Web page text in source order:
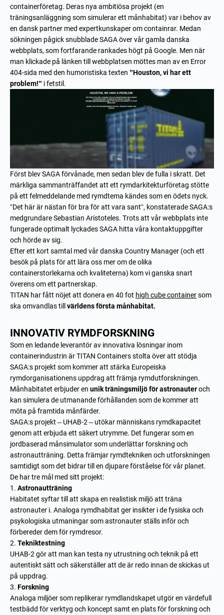
containerföretag. Deras nya ambitiösa projekt (en
träningsanläggning som simulerar ett månhabitat) var i behov av
en dansk partner med expertkunskaper om containrar. Medan
sökningen pågick snubblade SAGA över vår gamla danska
webbplats, som fortfarande rankades högt på Google. Men när
man klickade på länken till webbplatsen möttes man av en Error
404-sida med den humoristiska texten ”Houston, vi har ett
problem!” i fetstil.
Först blev SAGA förvånade, men sedan blev de fulla i skratt. Det
märkliga sammanträffandet att ett rymdarkitekturföretag stötte
på ett felmeddelande med rymdtema kändes som en ödets nyck.
”Det här är nästan för bra för att vara sant”, konstaterade SAGA:s
medgrundare Sebastian Aristoteles. Trots att vår webbplats inte
fungerade optimalt lyckades SAGA hitta våra kontaktuppgifter
och hörde av sig.
Efter ett kort samtal med vår danska Country Manager (och ett
besök på plats för att lära oss mer om de olika
containerstorlekarna och kvaliteterna) kom vi ganska snart
överens om ett partnerskap.
TITAN har fått nöjet att donera en 40 fot high cube containersom
ska omvandlas tillvärldens första månhabitat.
INNOVATIV RYMDFORSKNING
Som en ledande leverantör av innovativa lösningar inom
containerindustrin är TITAN Containers stolta över att stödja
SAGA:s projekt som kommer att stärka Europeiska
rymdorganisationens uppdrag att främja rymdutforskningen.
Månhabitatet erbjuder en unik träningsmiljö för astronauteroch
kan simulera de utmanande förhållanden som de kommer att
möta på framtida månfärder.
SAGA:s projekt – UHAB-2 – utökar människans rymdkapacitet
genom att erbjuda ett säkert utrymme. Det fungerar som en
jordbaserad månsimulator som underlättar forskning och
astronautträning. Detta främjar rymdtekniken och utforskningen
samtidigt som det bidrar till en djupare förståelse för vår planet.
De har tre mål med sitt projekt:
Astronautträning
Habitatet syftar till att skapa en realistisk miljö att träna
astronauter i. Analoga rymdhabitat ger insikter i de fysiska och
psykologiska utmaningar som astronauter ställs inför och
förbereder dem för rymdresor.
Tekniktestning
UHAB-2 gör att man kan testa ny utrustning och teknik på ett
autentiskt sätt och säkerställer att de är redo innan de skickas ut
på uppdrag.
Forskning
Analoga miljöer som replikerar rymdlandskapet utgör en värdefull
testbädd för verktyg och koncept samt en plats för forskning och